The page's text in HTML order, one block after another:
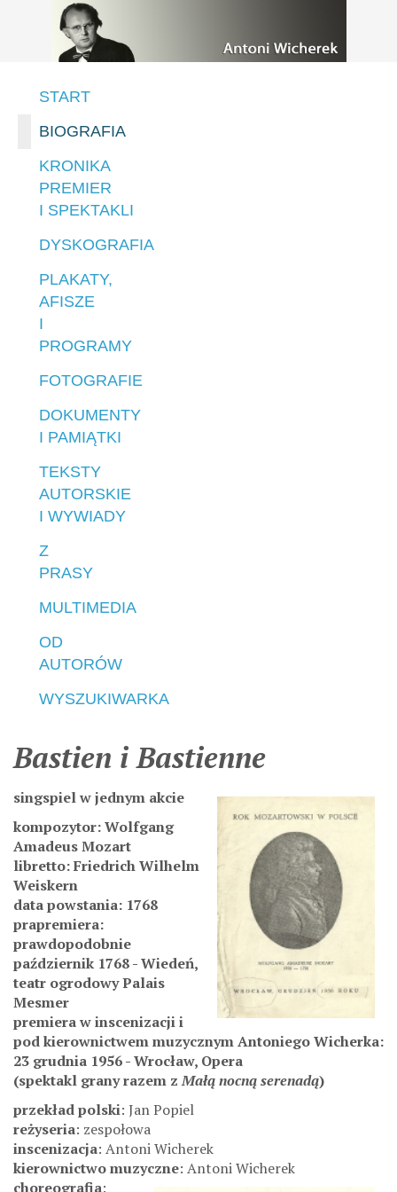
START
BIOGRAFIA
KRONIKA
PREMIER
I SPEKTAKLI
DYSKOGRAFIA
PLAKATY,
AFISZE
I
PROGRAMY
FOTOGRAFIE
DOKUMENTY
I PAMIĄTKI
TEKSTY
AUTORSKIE
I WYWIADY
Z
PRASY
MULTIMEDIA
OD
AUTORÓW
WYSZUKIWARKA
Bastien i Bastienne
singspiel w jednym akcie
kompozytor: Wolfgang
Amadeus Mozart
libretto: Friedrich Wilhelm
Weiskern
data powstania: 1768
prapremiera:
prawdopodobnie
październik 1768 - Wiedeń,
teatr ogrodowy Palais
Mesmer
premiera w inscenizacji i
pod kierownictwem muzycznym Antoniego Wicherka:
23 grudnia 1956 - Wrocław, Opera
(spektakl granyrazem zMałą nocną serenadą)
przekład polski: Jan Popiel
reżyseria: zespołowa
inscenizacja: Antoni Wicherek
kierownictwo muzyczne: Antoni Wicherek
choreografia: